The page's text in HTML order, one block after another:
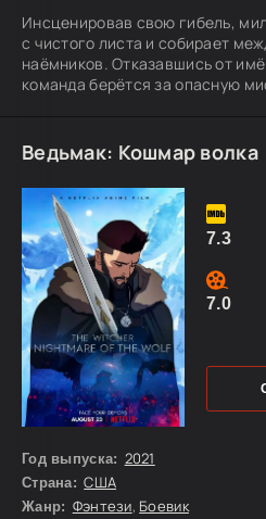
Инсценировав свою гибель,
с чистого листа и собирает
наёмников. Отказавшись от
команда берётся за опасную
Ведьмак: Кошмар волка
Год выпуска: 2021
Страна: США
Жанр: Фэнтези, Боевик
7.3
7.0